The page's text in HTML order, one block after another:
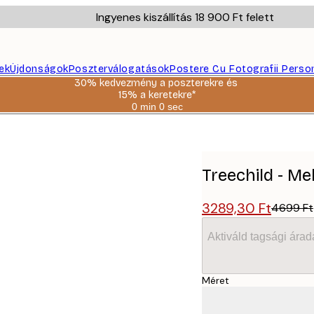
Ingyenes kiszállítás 18 900 Ft felett
ÚjdonságokPoszterválogatásokPostere Cu Fotografii
30% kedvezmény a poszterekre és
15% a keretekre*
0 min 0 sec
Érvényes:
Treechild -
3289,30 Ft4699 Ft
Aktiváld tagsági
Méret